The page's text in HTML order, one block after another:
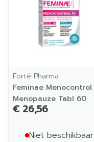
Forté Pharma
Feminae Menocontrol
Menopauze Tabl 60
€ 26,56
Niet beschikbaar